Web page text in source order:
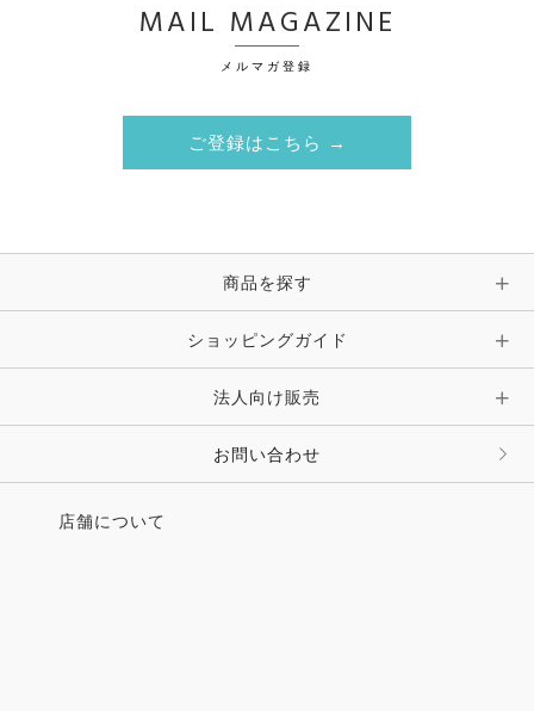
MAIL MAGAZINE
メルマガ登録
ご登録はこちら →
商品を探す
ショッピングガイド
法人向け販売
お問い合わせ
店舗について